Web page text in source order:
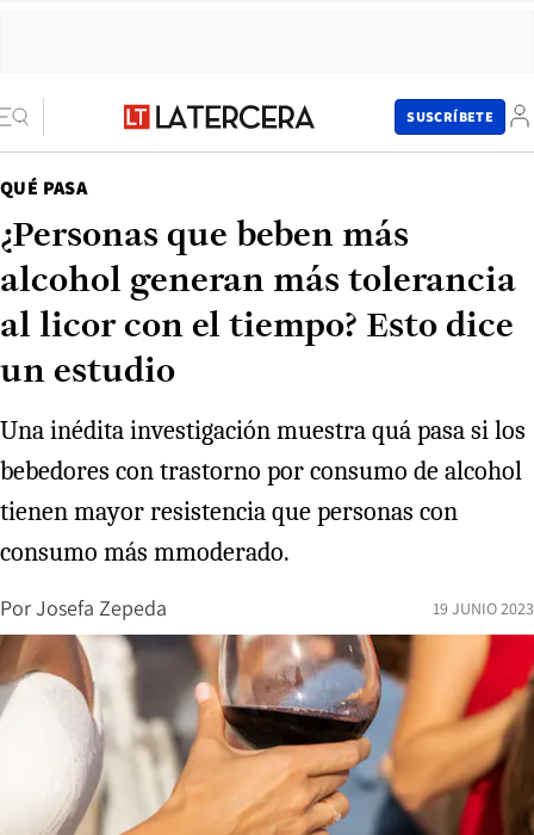
SUSCRÍBETE
QUÉ PASA
¿Personas que beben más
alcohol generan más tolerancia
al licor con el tiempo? Esto dice
un estudio
Una inédita investigación muestra quá pasa si los
bebedores con trastorno por consumo de alcohol
tienen mayor resistencia que personas con
consumo más mmoderado.
PorJosefa Zepeda 19 JUNIO 2023